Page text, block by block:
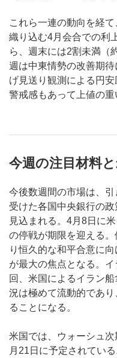
これら一連の動向を経
織り込む4月会合での利
ら、週末には2割未満（
週は中東情勢の改善期
げ見送り観測による円
警戒感もあって上値の重
今週の注目材料
今後数週間の市場は、
受けた各国中央銀行の
見込まれる。4月8日に
の停戦が期限を迎える
り恒久的な和平合意に
が最大の焦点となる。
回、米国によるイラン
況は極めて流動的であ
ることになる。
米国では、ウォーシュ
月21日に予定されてい